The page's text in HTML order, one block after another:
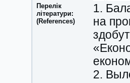
Перелік
літератури:
(References)
1.
на
2.